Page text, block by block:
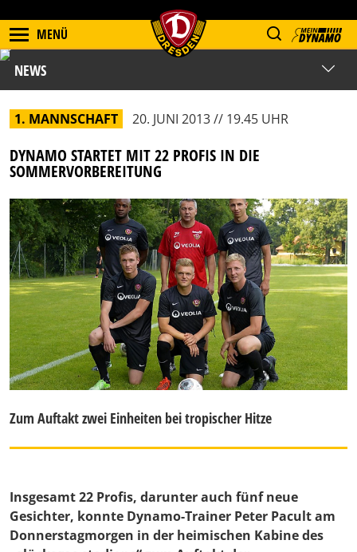
MENÜ
NEWS
1. MANNSCHAFT 20. JUNI 2013 // 19.45 UHR
DYNAMO STARTET MIT 22 PROFIS IN DIE
SOMMERVORBEREITUNG
Zum Auftakt zwei Einheiten bei tropischer Hitze
Insgesamt 22 Profis, darunter auch fünf neue
Gesichter, konnte Dynamo-Trainer Peter Pacult am
Donnerstagmorgen in der heimischen Kabine des